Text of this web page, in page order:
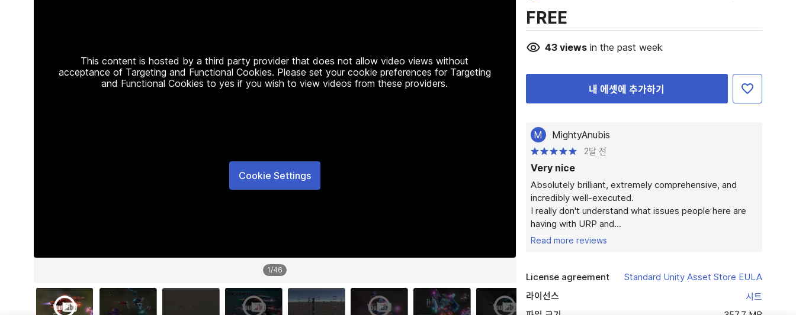
This content is hosted by a third party provider that does not allow video views without
acceptance of Targeting and Functional Cookies. Please set your cookie preferences for Targeting
and Functional Cookies to yes if you wish to view videos from these providers.
Cookie Settings
1/46
FREE
43viewsin the past week
내 에셋에 추가하기
M MightyAnubis
2달 전
Very nice
Absolutely brilliant, extremely comprehensive, and
incredibly well-executed.
I really don't understand what issues people here are
having with URP and...
Read more reviews
License agreement
Standard Unity Asset Store EULA
라이선스
시트